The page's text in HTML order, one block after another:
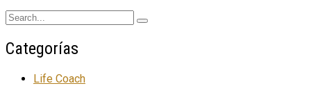
Categorías
Life Coach